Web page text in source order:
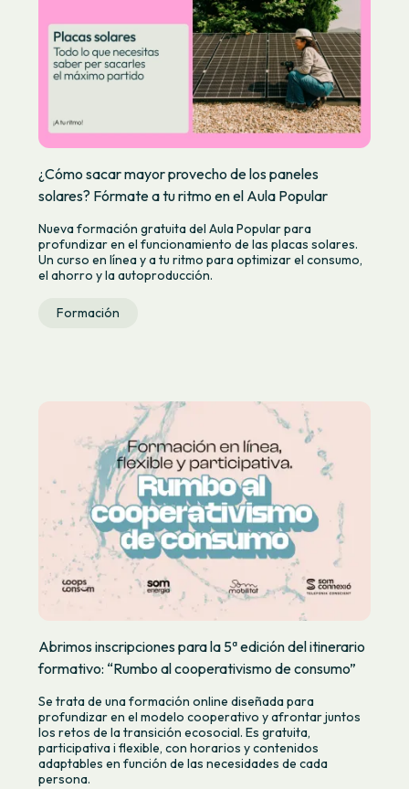
¿Cómo sacar mayor provecho de los paneles
solares? Fórmate a tu ritmo en el Aula Popular
Nueva formación gratuita del Aula Popular para
profundizar en el funcionamiento de las placas solares.
Un curso en línea y a tu ritmo para optimizar el consumo,
el ahorro y la autoproducción.
Formación
Abrimos inscripciones para la 5ª edición del itinerario
formativo: “Rumbo al cooperativismo de consumo”
Se trata de una formación online diseñada para
profundizar en el modelo cooperativo y afrontar juntos
los retos de la transición ecosocial. Es gratuita,
participativa i flexible, con horarios y contenidos
adaptables en función de las necesidades de cada
persona.